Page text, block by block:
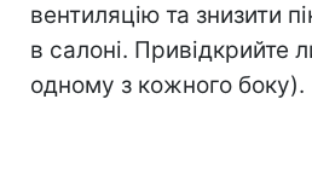
вентиляцію та знизити
в салоні. Привідкрийте
одному з кожного боку).